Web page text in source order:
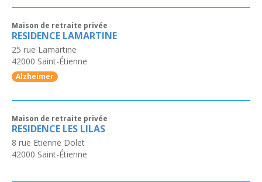
Maison de retraite privée
RESIDENCE LAMARTINE
25 rue Lamartine
42000 Saint-Étienne
Alzheimer
Maison de retraite privée
RESIDENCE LES LILAS
8 rue Etienne Dolet
42000 Saint-Étienne